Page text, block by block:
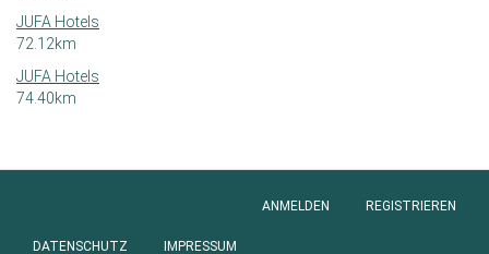
JUFA Hotels
72.12km
JUFA Hotels
74.40km
ANMELDEN REGISTRIEREN
DATENSCHUTZ IMPRESSUM